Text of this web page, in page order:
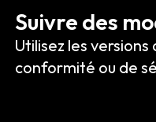
Suivre des
Utilisez les
conformité ou de